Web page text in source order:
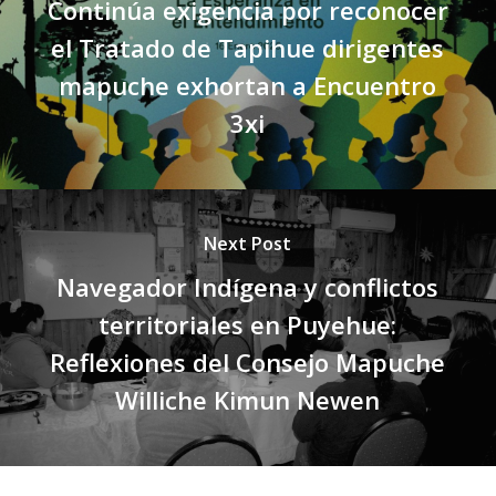
Continúa exigencia por reconocer
el Tratado de Tapihue dirigentes
mapuche exhortan a Encuentro
3xi
Next Post
Navegador Indígena y conflictos
territoriales en Puyehue:
Reflexiones del Consejo Mapuche
Williche Kimun Newen